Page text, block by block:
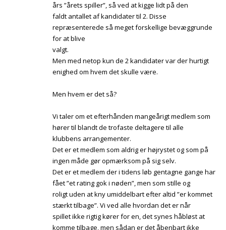
års ”årets spiller”, så ved at kigge lidt på den
faldt antallet af kandidater til 2. Disse
repræsenterede så meget forskellige bevæggrunde
for at blive
valgt.
Men med netop kun de 2 kandidater var der hurtigt
enighed om hvem det skulle være.
Men hvem er det så?
Vi taler om et efterhånden mangeårigt medlem som
hører til blandt de trofaste deltagere til alle
klubbens arrangementer.
Det er et medlem som aldrig er højrystet og som på
ingen måde gør opmærksom på sig selv.
Det er et medlem der i tidens løb gentagne gange har
fået ”et rating gok i nøden”, men som stille og
roligt uden at kny umiddelbart efter altid ”er kommet
stærkt tilbage”. Vi ved alle hvordan det er når
spillet ikke rigtig kører for en, det synes håbløst at
komme tilbage, men sådan er det åbenbart ikke